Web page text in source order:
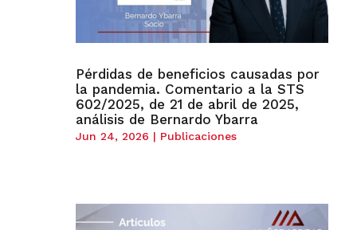
Pérdidas de beneficios causadas por
la pandemia. Comentario a la STS
602/2025, de 21 de abril de 2025,
análisis de Bernardo Ybarra
Jun 24, 2026 | Publicaciones